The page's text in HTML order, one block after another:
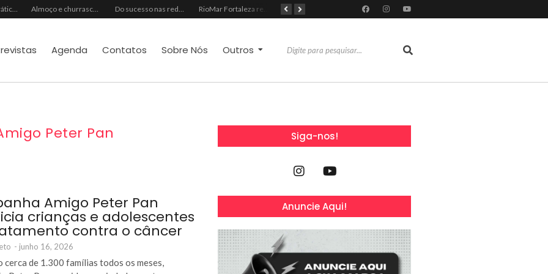
Do vaidoso ao prático: veja lista com ideias de presentes Avon para cada perfil de pai Almoço e churrasco de Dia dos Pais impulsionam vendas no varejo alimentar Do sucesso nas redes sociais à revelação no cenário musical, Beniicio Abraão lança “Me Perdeu”
Agenda Contatos Sobre Nós Outros
Peter Pan
Amigo Peter Pan
crianças e adolescentes
contra o câncer
- junho 16, 2026
cerca de 1.300 famílias todos os meses,
Siga-nos!
Anuncie Aqui!